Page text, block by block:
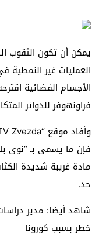
يمكن أن تكون الثقوب
العمليات غير
الأجسام الفضائية
فراونهوفر للدوائر
فإن ما يسمى بـ “نوى
مادة غريبة شديدة
حد.
شاهد أيضا: مدير
خطر بسبب كورونا